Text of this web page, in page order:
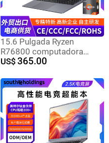
15.6 Pulgada Ryzen
R76800 computadora
portátil AMD diseñador de
negocios de pantalla
completa
US$ 365.00